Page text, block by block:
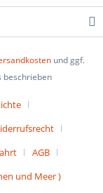
und ggf.
beschrieben
AGB
und Meer )